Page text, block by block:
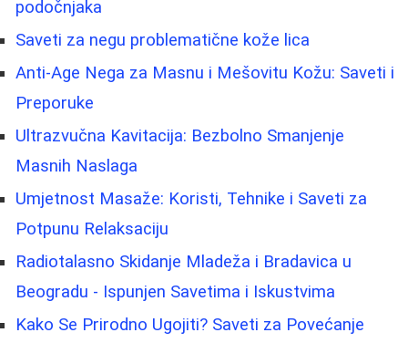
podočnjaka
Saveti za negu problematične kože lica
Anti-Age Nega za Masnu i Mešovitu Kožu: Saveti i
Preporuke
Ultrazvučna Kavitacija: Bezbolno Smanjenje
Masnih Naslaga
Umjetnost Masaže: Koristi, Tehnike i Saveti za
Potpunu Relaksaciju
Radiotalasno Skidanje Mladeža i Bradavica u
Beogradu - Ispunjen Savetima i Iskustvima
Kako Se Prirodno Ugojiti? Saveti za Povećanje